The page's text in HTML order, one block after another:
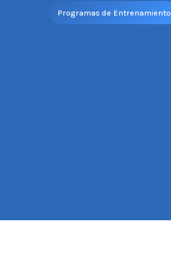
Programas de Entrenamiento